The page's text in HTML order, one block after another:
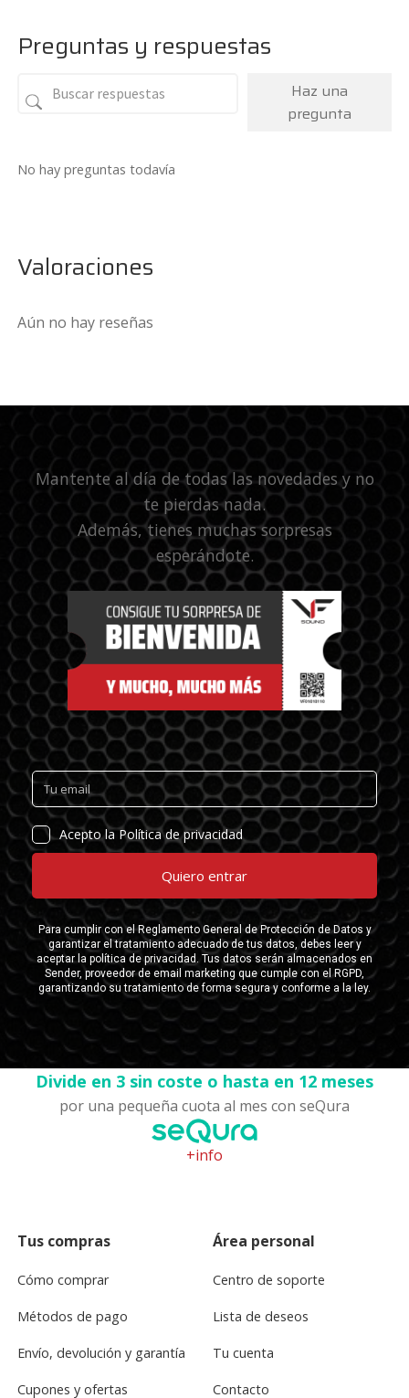
Preguntas y respuestas
Haz una
pregunta
No hay preguntas todavía
Valoraciones
Aún no hay reseñas
Mantente al día de todas las novedades y no
te pierdas nada.
Además, tienes muchas sorpresas
esperándote.
Divide en 3 sin coste o hasta en 12 meses
por una pequeña cuota al mes con seQura
+info
Tus compras
Cómo comprar
Métodos de pago
Envío, devolución y garantía
Cupones y ofertas
Área personal
Centro de soporte
Lista de deseos
Tu cuenta
Contacto